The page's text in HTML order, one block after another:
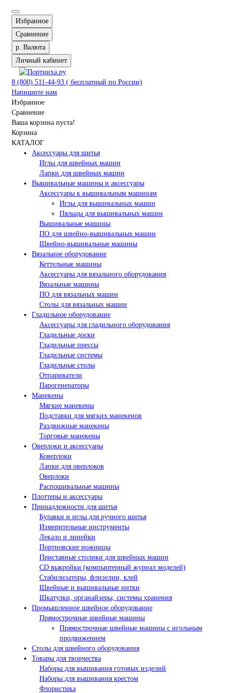
Избранное
Сравнение
р. Валюта
Личный кабинет
8 (800) 511-44-93 ( бесплатный по России)
Напишите нам
Избранное
Сравнение
Ваша корзина пуста!
Корзина
КАТАЛОГ
Аксессуары для шитья
Иглы для швейных машин
Лапки для швейных машин
Вышивальные машины и аксессуары
Аксессуары к вышивальным машинам
Иглы для вышивальных машин
Пяльцы для вышивальных машин
Вышивальные машины
ПО для швейно-вышивальных машин
Швейно-вышивальные машины
Вязальное оборудование
Кеттельные машины
Аксессуары для вязального оборудования
Вязальные машины
ПО для вязальных машин
Столы для вязальных машин
Гладильное оборудование
Аксессуары для гладильного оборудования
Гладильные доски
Гладильные прессы
Гладильные системы
Гладильные столы
Отпариватели
Парогенераторы
Манекены
Мягкие манекены
Подставки для мягких манекенов
Раздвижные манекены
Торговые манекены
Оверлоки и аксессуары
Коверлоки
Лапки для оверлоков
Оверлоки
Распошивальные машины
Плоттеры и аксессуары
Принадлежности для шитья
Булавки и иглы для ручного шитья
Измерительные инструменты
Лекало и линейки
Портновские ножницы
Приставные столики для швейных машин
СD выкройки (компьютерный журнал моделей)
Стабилизаторы, флизелин, клей
Швейные и вышивальные нитки
Шкатулки, органайзеры, системы хранения
Промышленное швейное оборудование
Прямострочные швейные машины
Прямострочные швейные машины с игольным
продвижением
Столы для швейного оборудования
Товары для творчества
Наборы для вышивания готовых изделий
Наборы для вышивания крестом
Флористика